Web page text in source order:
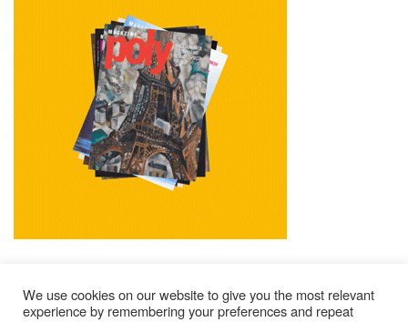
We use cookies on our website to give you the most relevant
experience by remembering your preferences and repeat